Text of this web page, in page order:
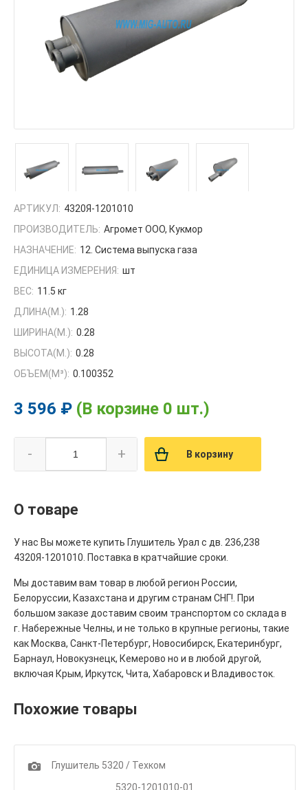
АРТИКУЛ: 4320Я-1201010
ПРОИЗВОДИТЕЛЬ: Агромет ООО, Кукмор
НАЗНАЧЕНИЕ: 12. Система выпуска газа
ЕДИНИЦА ИЗМЕРЕНИЯ: шт
ВЕС: 11.5 кг
ДЛИНА(М.): 1.28
ШИРИНА(М.): 0.28
ВЫСОТА(М.): 0.28
ОБЪЕМ(M³): 0.100352
3 596 ₽ (В корзине 0 шт.)
- + В корзину
О товаре
У нас Вы можете купить Глушитель Урал с дв. 236,238
4320Я-1201010. Поставка в кратчайшие сроки.
Мы доставим вам товар в любой регион России,
Белоруссии, Казахстана и другим странам СНГ!. При
большом заказе доставим своим транспортом со склада в
г. Набережные Челны, и не только в крупные регионы, такие
как Москва, Санкт-Петербург, Новосибирск, Екатеринбург,
Барнаул, Новокузнецк, Кемерово но и в любой другой,
включая Крым, Иркутск, Чита, Хабаровск и Владивосток.
Похожие товары
1
Глушитель 5320 / Техком
5320-1201010-01